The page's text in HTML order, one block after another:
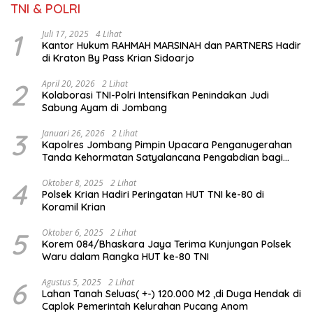
TNI & POLRI
1 Juli 17, 2025 4 Lihat
Kantor Hukum RAHMAH MARSINAH dan PARTNERS Hadir
di Kraton By Pass Krian Sidoarjo
2 April 20, 2026 2 Lihat
Kolaborasi TNI-Polri Intensifkan Penindakan Judi
Sabung Ayam di Jombang
3 Januari 26, 2026 2 Lihat
Kapolres Jombang Pimpin Upacara Penganugerahan
Tanda Kehormatan Satyalancana Pengabdian bagi
4 Oktober 8, 2025 2 Lihat
Polsek Krian Hadiri Peringatan HUT TNI ke-80 di
Koramil Krian
5 Oktober 6, 2025 2 Lihat
Korem 084/Bhaskara Jaya Terima Kunjungan Polsek
6 Agustus 5, 2025 2 Lihat
Lahan Tanah Seluas( +-) 120.000 M2 ,di Duga Hendak di
Caplok Pemerintah Kelurahan Pucang Anom